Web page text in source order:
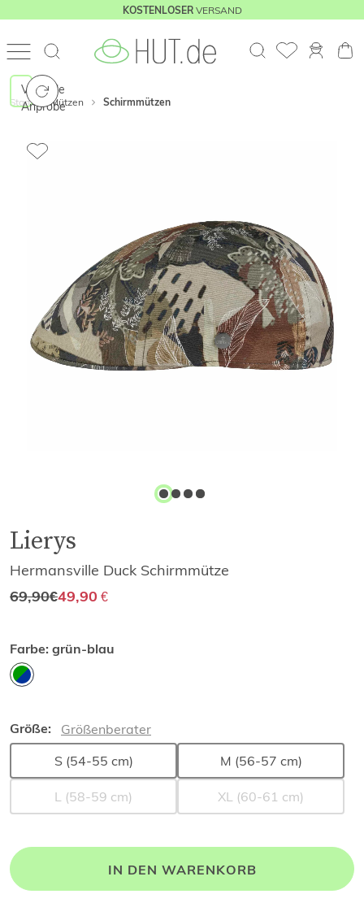
KOSTENLOSERVERSAND
Start Mützen Schirmmützen
Virtuelle
Anprobe
Lierys
Hermansville Duck Schirmmütze
69,90€49,90 €
Farbe: grün-blau
Größe:
Größenberater
S (54-55 cm)
M (56-57 cm)
L (58-59 cm) XL (60-61 cm)
IN DEN WARENKORB